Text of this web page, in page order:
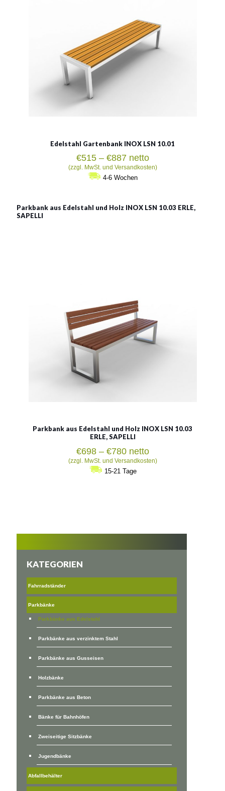
Edelstahl Gartenbank INOX LSN 10.01
€515 – €887Preisspanne:
€515
bis
netto
(zzgl. MwSt. und Versandkosten)
4-6 Wochen
Parkbank aus Edelstahl und Holz INOX LSN 10.03 ERLE,
SAPELLI
Parkbank aus Edelstahl und Holz INOX LSN 10.03
ERLE, SAPELLI
€698 – €780Preisspanne:
€698
bis
netto
(zzgl. MwSt. und Versandkosten)
15-21 Tage
KATEGORIEN
Fahrradständer
Parkbänke
Parkbänke aus Edelstahl
Parkbänke aus verzinktem Stahl
Parkbänke aus Gusseisen
Holzbänke
Parkbänke aus Beton
Bänke für Bahnhöfen
Zweiseitige Sitzbänke
Jugendbänke
Abfallbehälter